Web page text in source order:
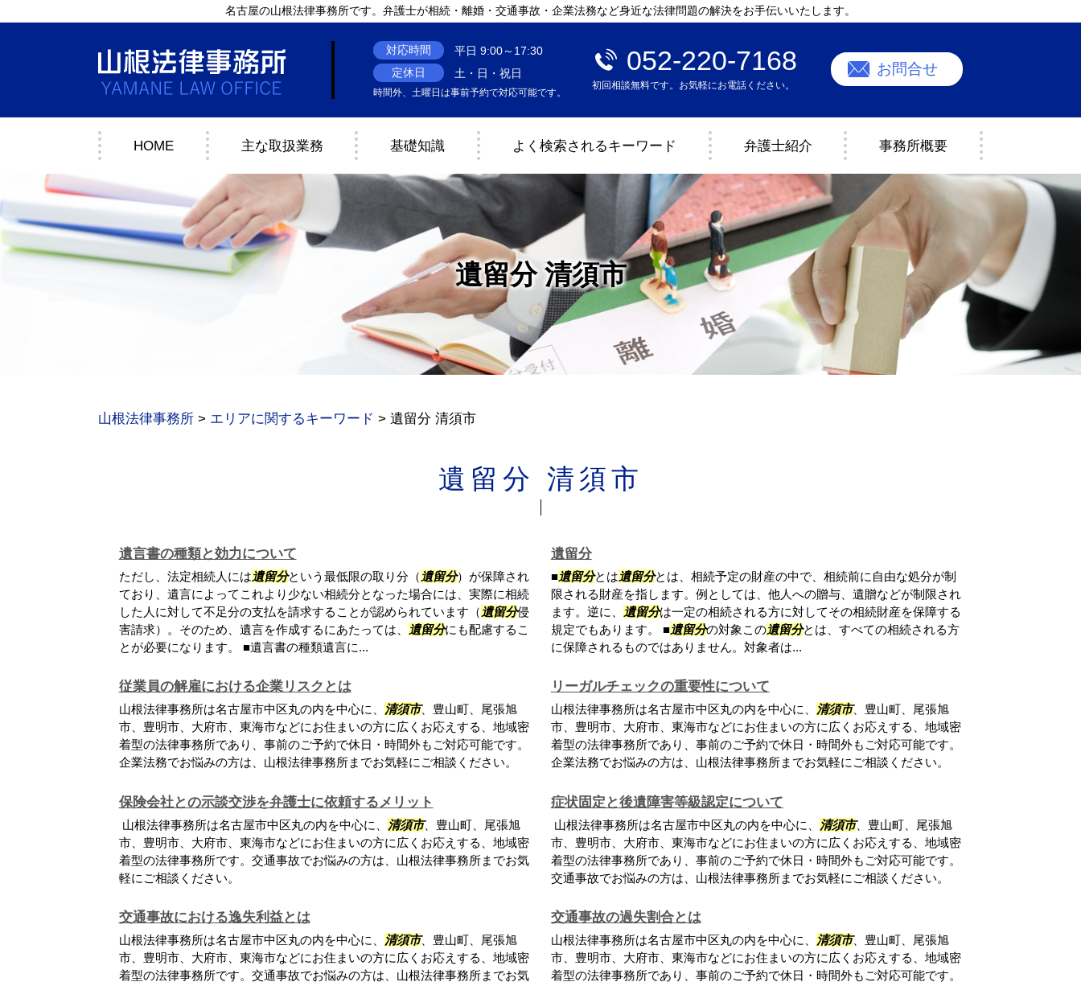
遺留分 清須市
名古屋の山根法律事務所です。弁護士が相続・離婚・交通事故・企業法務など身近な法律問題の解決をお手伝いいたします。
対応時間
平日 9:00～17:30
定休日
土・日・祝日
時間外、土曜日は事前予約で対応可能です。
052-220-7168
初回相談無料です。お気軽にお電話ください。
お問合せ
HOME 主な取扱業務 基礎知識 よく検索されるキーワード 弁護士紹介 事務所概要
山根法律事務所 > エリアに関するキーワード > 遺留分 清須市
遺留分 清須市
遺言書の種類と効力について
ただし、法定相続人には遺留分という最低限の取り分（ 遺留分）が保障され
ており、遺言によってこれより少ない相続分となった場合には、実際に相続
した人に対して不足分の支払を請求することが認められています（ 遺留分侵
害請求）。そのため、遺言を作成するにあたっては、
遺留分にも配慮するこ
とが必要になります。 ■遺言書の種類遺言に...
遺留分
■遺留分とは遺留分とは、相続予定の財産の中で、相続前に自由な処分が制
限される財産を指します。例としては、他人への贈与、遺贈などが制限され
ます。逆に、
遺留分は一定の相続される方に対してその相続財産を保障する
規定でもあります。 ■遺留分の対象この遺留分とは、すべての相続される方
に保障されるものではありません。対象者は...
従業員の解雇における企業リスクとは
山根法律事務所は名古屋市中区丸の内を中心に、 清須市、豊山町、尾張旭
市、豊明市、大府市、東海市などにお住まいの方に広くお応えする、地域密
着型の法律事務所であり、事前のご予約で休日・時間外もご対応可能です。
企業法務でお悩みの方は、山根法律事務所までお気軽にご相談ください。
リーガルチェックの重要性について
山根法律事務所は名古屋市中区丸の内を中心に、 清須市、豊山町、尾張旭
市、豊明市、大府市、東海市などにお住まいの方に広くお応えする、地域密
着型の法律事務所であり、事前のご予約で休日・時間外もご対応可能です。
企業法務でお悩みの方は、山根法律事務所までお気軽にご相談ください。
保険会社との示談交渉を弁護士に依頼するメリット
山根法律事務所は名古屋市中区丸の内を中心に、 清須市、豊山町、尾張旭
市、豊明市、大府市、東海市などにお住まいの方に広くお応えする、地域密
着型の法律事務所です。交通事故でお悩みの方は、山根法律事務所までお気
軽にご相談ください。
症状固定と後遺障害等級認定について
山根法律事務所は名古屋市中区丸の内を中心に、 清須市、豊山町、尾張旭
市、豊明市、大府市、東海市などにお住まいの方に広くお応えする、地域密
着型の法律事務所であり、事前のご予約で休日・時間外もご対応可能です。
交通事故でお悩みの方は、山根法律事務所までお気軽にご相談ください。
交通事故における逸失利益とは
山根法律事務所は名古屋市中区丸の内を中心に、 清須市、豊山町、尾張旭
市、豊明市、大府市、東海市などにお住まいの方に広くお応えする、地域密
着型の法律事務所です。交通事故でお悩みの方は、山根法律事務所までお気
交通事故の過失割合とは
山根法律事務所は名古屋市中区丸の内を中心に、 清須市、豊山町、尾張旭
市、豊明市、大府市、東海市などにお住まいの方に広くお応えする、地域密
着型の法律事務所であり、事前のご予約で休日・時間外もご対応可能です。